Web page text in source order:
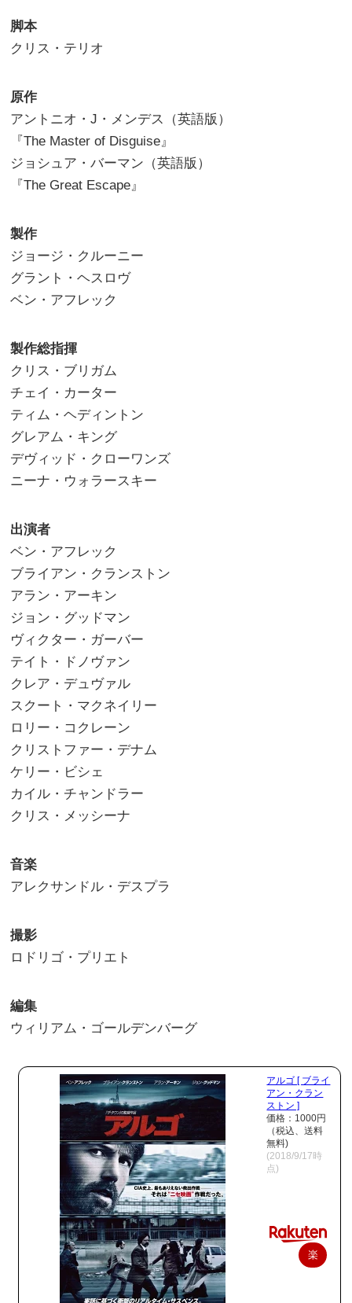
脚本
クリス・テリオ
原作
アントニオ・J・メンデス（英語版）
『The Master of Disguise』
ジョシュア・バーマン（英語版）
『The Great Escape』
製作
ジョージ・クルーニー
グラント・ヘスロヴ
ベン・アフレック
製作総指揮
クリス・ブリガム
チェイ・カーター
ティム・ヘディントン
グレアム・キング
デヴィッド・クローワンズ
ニーナ・ウォラースキー
出演者
ベン・アフレック
ブライアン・クランストン
アラン・アーキン
ジョン・グッドマン
ヴィクター・ガーバー
テイト・ドノヴァン
クレア・デュヴァル
スクート・マクネイリー
ロリー・コクレーン
クリストファー・デナム
ケリー・ビシェ
カイル・チャンドラー
クリス・メッシーナ
音楽
アレクサンドル・デスプラ
撮影
ロドリゴ・プリエト
編集
ウィリアム・ゴールデンバーグ
アルゴ [ ブライ
アン・クラン
ストン ]
価格：1000円
（税込、送料
無料)
(2018/9/17時
点)
楽